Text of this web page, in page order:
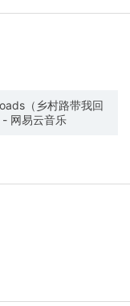
（乡村路带我回
网易云音乐